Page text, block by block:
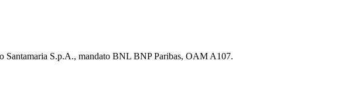
Santamaria S.p.A., mandato BNL BNP Paribas, OAM A107.